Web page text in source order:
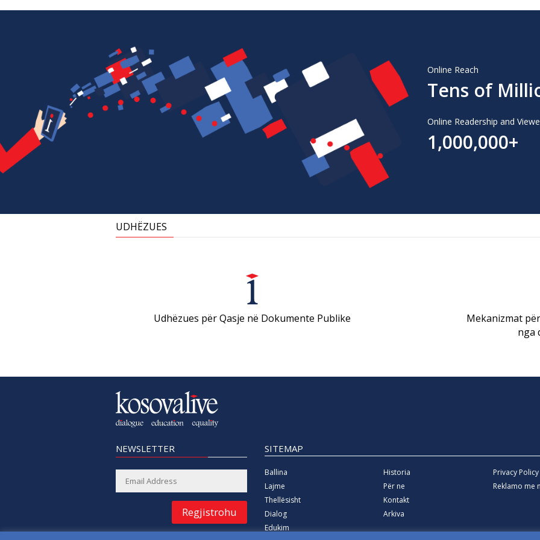
Online Reach
Tens of
Online Readership and
1,000,000+
UDHËZUES
Udhëzues për Qasje në Dokumente Publike
Mekanizmat
nga
NEWSLETTER
Regjistrohu
SITEMAP
Ballina
Lajme
Thellësisht
Dialog
Edukim
Historia
Për ne
Kontakt
Arkiva
Privacy Policy
Reklamo me